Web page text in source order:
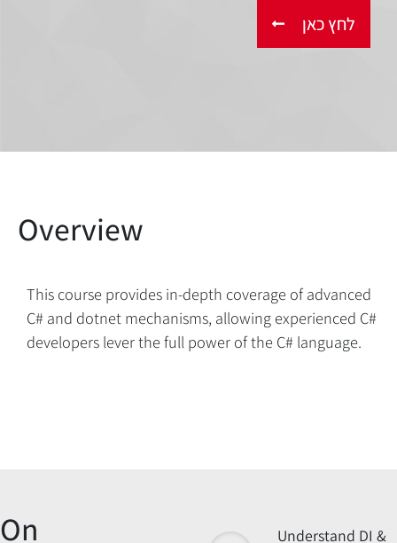
לחץ כאן
This course provides in-depth coverage of advanced
C# and dotnet mechanisms, allowing experienced C#
developers lever the full power of the C# language.